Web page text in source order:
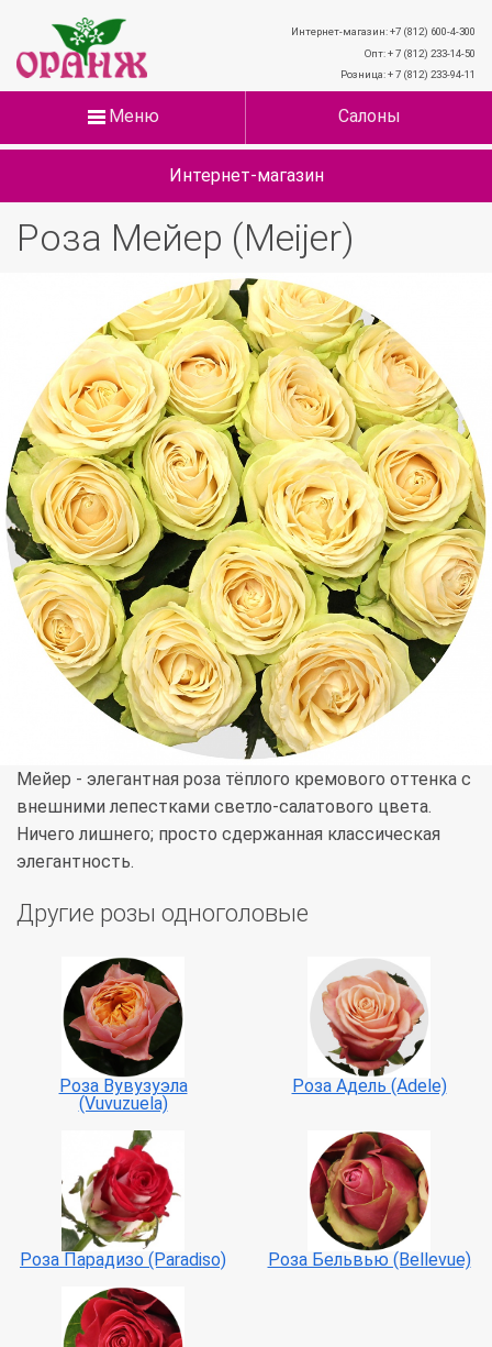
Интернет-магазин: +7 (812) 600-4-300
Опт: + 7 (812) 233-14-50
Розница: + 7 (812) 233-94-11
Меню Салоны
Интернет-магазин
Роза Мейер (Meijer)
Мейер - элегантная роза тёплого кремового оттенка с
внешними лепестками светло-салатового цвета.
Ничего лишнего; просто сдержанная классическая
элегантность.
Другие розы одноголовые
Роза Вувузуэла
(Vuvuzuela)
Роза Адель (Adele)
Роза Парадизо (Paradiso) Роза Бельвью (Bellevue)